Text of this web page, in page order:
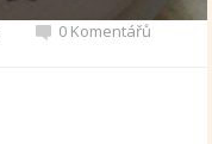
0 Komentářů